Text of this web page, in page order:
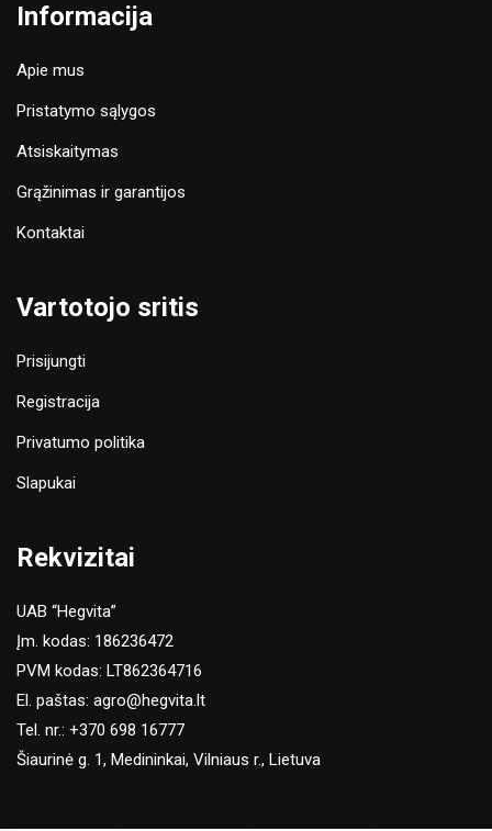
Informacija
Apie mus
Pristatymo sąlygos
Atsiskaitymas
Grąžinimas ir garantijos
Kontaktai
Vartotojo sritis
Prisijungti
Registracija
Privatumo politika
Slapukai
Rekvizitai
UAB “Hegvita”
Įm. kodas: 186236472
PVM kodas: LT862364716
El. paštas: agro@hegvita.lt
Tel. nr.: +370 698 16777
Šiaurinė g. 1, Medininkai, Vilniaus r., Lietuva